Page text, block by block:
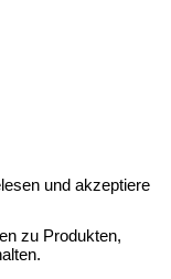
und akzeptiere
zu Produkten,